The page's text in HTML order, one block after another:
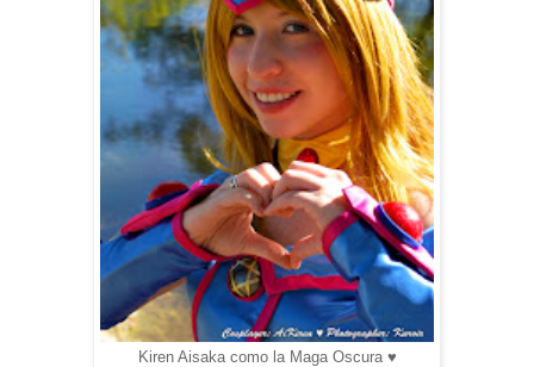
Kiren Aisaka como la Maga Oscura ♥